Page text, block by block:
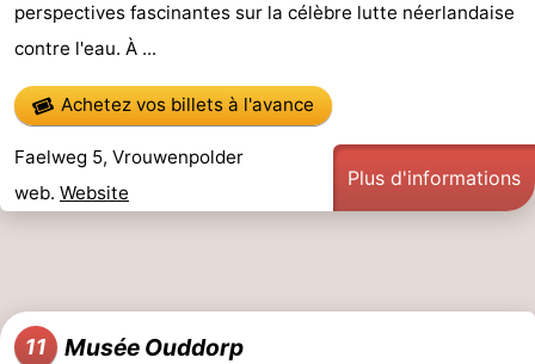
perspectives fascinantes sur la célèbre lutte néerlandaise
contre l'eau. À ...
Achetez vos billets à l'avance
Faelweg 5, Vrouwenpolder
web. Website
Plus d'informations
11 Musée Ouddorp